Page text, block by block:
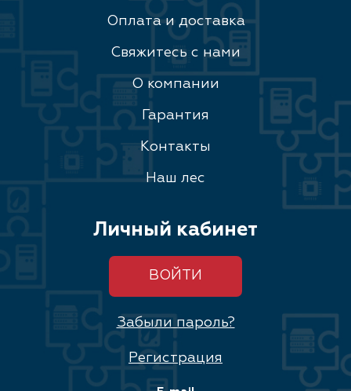
Оплата и доставка
Свяжитесь с нами
О компании
Гарантия
Контакты
Наш лес
Личный кабинет
ВОЙТИ
Забыли пароль?
Регистрация